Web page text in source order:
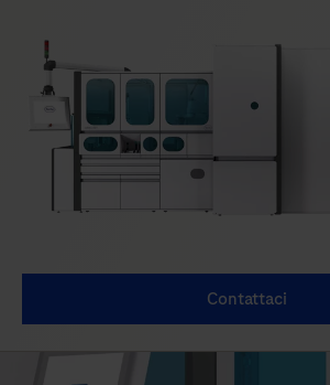
Contattaci